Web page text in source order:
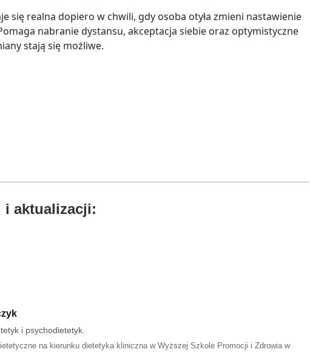
się realna dopiero w chwili, gdy osoba otyła zmieni nastawienie
nabranie dystansu, akceptacja siebie oraz optymistyczne
stają się możliwe.
i aktualizacji:
i psychodietetyk.
na kierunku dietetyka kliniczna w Wyższej Szkole Promocji i Zdrowia w